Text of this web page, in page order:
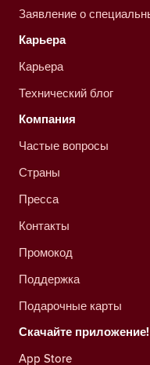
Заявление о
Карьера
Карьера
Технический блог
Компания
Частые вопросы
Страны
Пресса
Контакты
Промокод
Поддержка
Подарочные карты
Скачайте приложение!
App Store